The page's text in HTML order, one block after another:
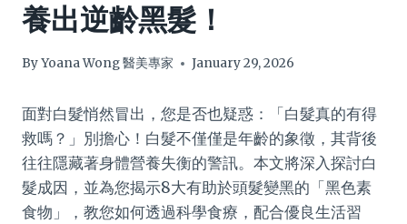
養出逆齡黑髮！
ByYoana Wong 醫美專家 January 29, 2026
面對白髮悄然冒出，您是否也疑惑：「白髮真的有得
救嗎？」別擔心！白髮不僅僅是年齡的象徵，其背後
往往隱藏著身體營養失衡的警訊。本文將深入探討白
髮成因，並為您揭示8大有助於頭髮變黑的「黑色素
食物」，教您如何透過科學食療，配合優良生活習